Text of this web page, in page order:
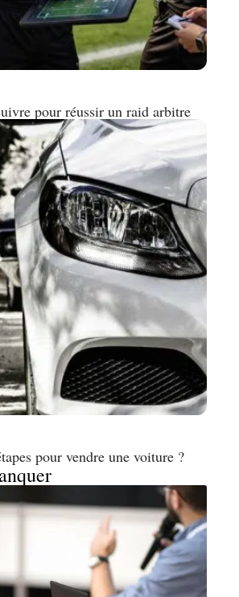
pour réussir un raid arbitre
pour vendre une voiture ?